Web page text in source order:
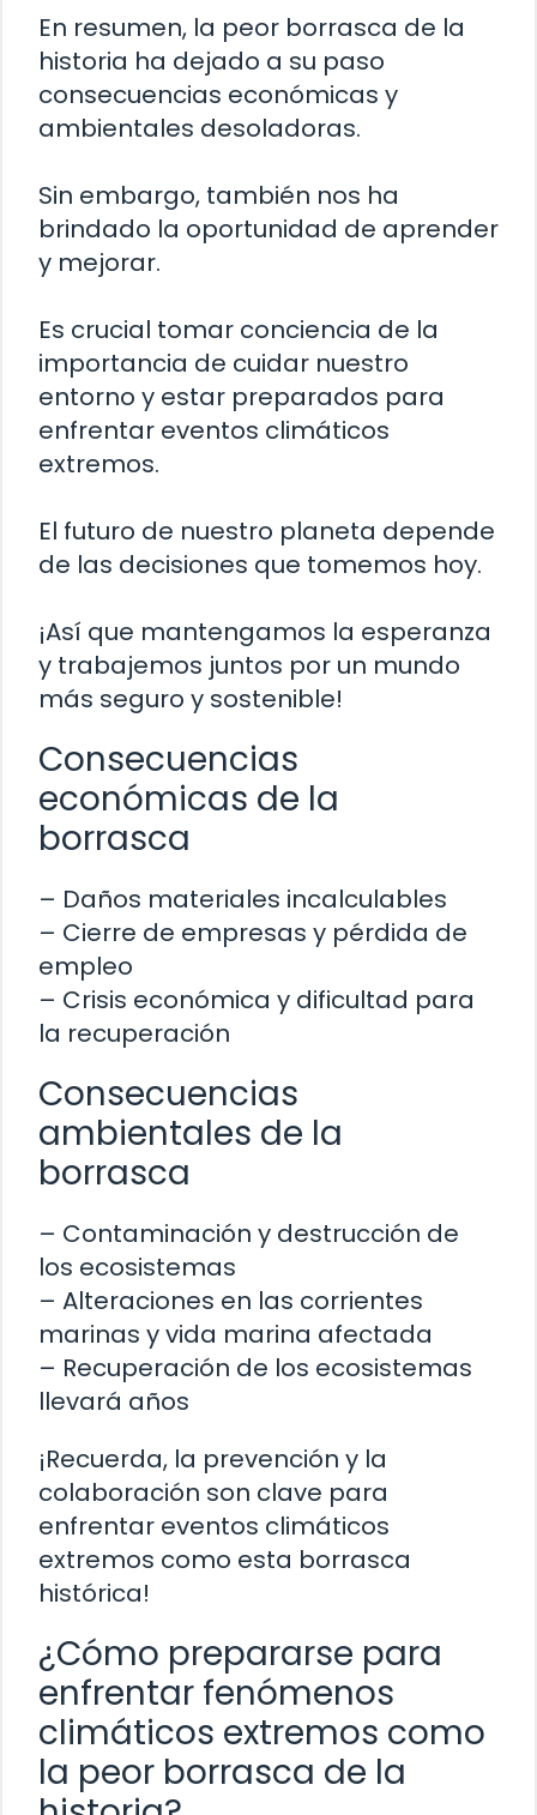
En resumen, la peor borrasca de la
historia ha dejado a su paso
consecuencias económicas y
ambientales desoladoras.
Sin embargo, también nos ha
brindado la oportunidad de aprender
y mejorar.
Es crucial tomar conciencia de la
importancia de cuidar nuestro
entorno y estar preparados para
enfrentar eventos climáticos
extremos.
El futuro de nuestro planeta depende
de las decisiones que tomemos hoy.
¡Así que mantengamos la esperanza
y trabajemos juntos por un mundo
más seguro y sostenible!
Consecuencias
económicas de la
borrasca
– Daños materiales incalculables
– Cierre de empresas y pérdida de
empleo
– Crisis económica y dificultad para
la recuperación
Consecuencias
ambientales de la
borrasca
– Contaminación y destrucción de
los ecosistemas
– Alteraciones en las corrientes
marinas y vida marina afectada
– Recuperación de los ecosistemas
llevará años
¡Recuerda, la prevención y la
colaboración son clave para
enfrentar eventos climáticos
extremos como esta borrasca
histórica!
¿Cómo prepararse para
enfrentar fenómenos
climáticos extremos como
la peor borrasca de la